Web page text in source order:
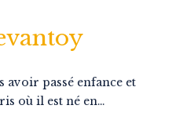
avoir passé enfance et
où il est né en…